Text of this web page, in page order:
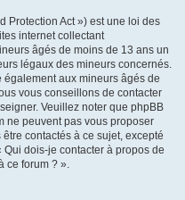
Protection Act ») est une loi des
internet collectant
âgés de moins de 13 ans un
légaux des mineurs concernés.
également aux mineurs âgés de
vous conseillons de contacter
Veuillez noter que phpBB
ne peuvent pas vous proposer
contactés à ce sujet, excepté
Qui dois-je contacter à propos de
ce forum ? ».